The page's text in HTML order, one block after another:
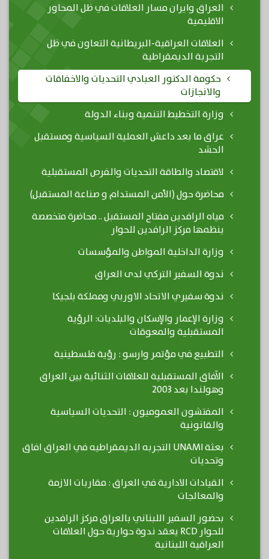
العراق وايران مسار العلاقات في ظل المحاور
الاقليمية
العلاقات العراقية-البريطانية التعاون في ظل
التجربة الديمقراطية
حكومة الدكتور العبادي التحديات والاخفاقات
والانجازات
وزارة التخطيط التنمية وبناء الدولة
عراق ما بعد داعش العملية السياسية ومستقبل
الحشد
لاقتصاد والطاقة التحديات والفرص المستقبلية
محاضرة حول (الأمن المستدام و صناعة المستقبل)
مياه الرافدين مفتاح المستقبل .. محاضرة متخصصة
ينظمها مركز الرافدين للحوار
وزارة الداخلية المواطن والمؤسسات
ندوة السفير التركي لدى العراق
ندوة سفيري الاتحاد الاوربي ومملكة بلجيكا
وزارة الإعمار والإسكان والبلديات: الرؤية
المستقبلية والمعوقات
التطبيع في مؤتمر وارسو : رؤية فلسطينية
الآفاق المستقبلية للعلاقات الثنائية بين العراق
وهولندا بعد 2003
المفتشون العموميون : التحديات السياسية
والقانونية
بعثة UNAMI التجربه الديمقراطيه في العراق افاق
وتحديات
القيادات الادارية في العراق : مقاربات الازمة
والمعالجات
بحضور السفير اللبناني بالعراق مركز الرافدين
للحوار RCD يعقد ندوة حوارية حول العلاقات
العراقية اللبنانية